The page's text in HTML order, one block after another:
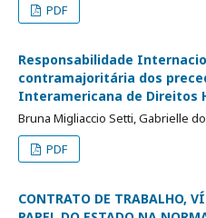
PDF
Responsabilidade
contramajoritária dos
Interamericana de Direitos
Bruna Migliaccio Setti, Gabrielle
PDF
CONTRATO DE TRABALHO,